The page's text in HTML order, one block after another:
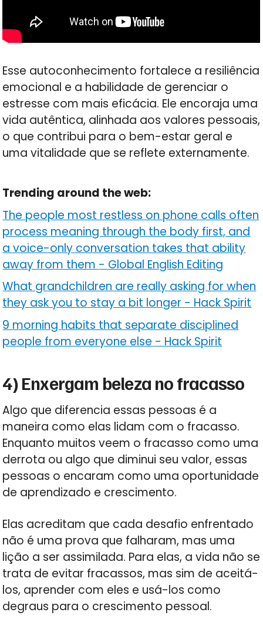
Esse autoconhecimento fortalece a resiliência
emocional e a habilidade de gerenciar o
estresse com mais eficácia. Ele encoraja uma
vida autêntica, alinhada aos valores pessoais,
o que contribui para o bem-estar geral e
uma vitalidade que se reflete externamente.
Trending around the web:
The people most restless on phone calls often
process meaning through the body first, and
a voice-only conversation takes that ability
away from them - Global English Editing
What grandchildren are really asking for when
they ask you to stay a bit longer-Hack Spirit
9 morning habits that separate disciplined
people from everyone else - Hack Spirit
4) Enxergam beleza no fracasso
Algo que diferencia essas pessoas é a
maneira como elas lidam com o fracasso.
Enquanto muitos veem o fracasso como uma
derrota ou algo que diminui seu valor, essas
pessoas o encaram como uma oportunidade
de aprendizado e crescimento.
Elas acreditam que cada desafio enfrentado
não é uma prova que falharam, mas uma
lição a ser assimilada. Para elas, a vida não se
trata de evitar fracassos, mas sim de aceitá-
los, aprender com eles e usá-los como
degraus para o crescimento pessoal.